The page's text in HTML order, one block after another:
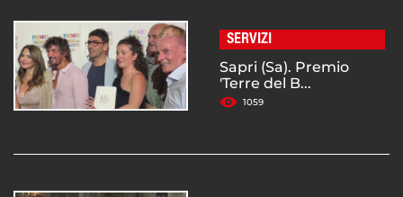
SERVIZI
Sapri (Sa). Premio
'Terre del B...
1059